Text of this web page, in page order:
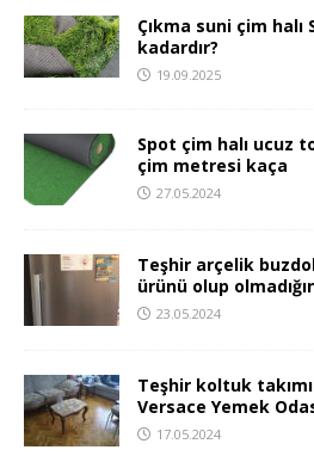
Çıkma suni çim halı
kadardır?
19.09.2025
Spot çim halı ucuz
çim metresi kaça
27.05.2024
Teşhir arçelik
ürünü olup
23.05.2024
Teşhir koltuk
Versace Yemek
17.05.2024